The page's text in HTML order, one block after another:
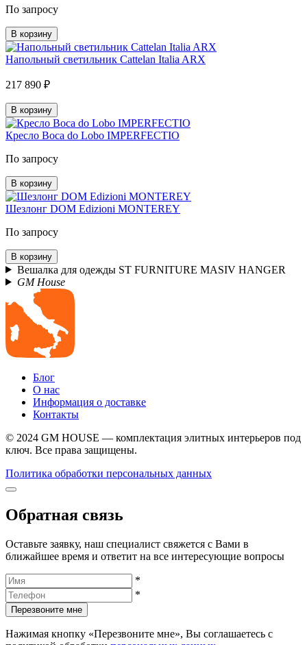
По запросу
В корзину
Напольный светильник Cattelan Italia ARX
217 890 ₽
В корзину
Кресло Boca do Lobo IMPERFECTIO
По запросу
В корзину
Шезлонг DOM Edizioni MONTEREY
По запросу
В корзину
Вешалка для одежды ST FURNITURE MASIV HANGER
GM House
Блог
О нас
Информация о доставке
Контакты
© 2024 GM HOUSE — комплектация элитных интерьеров под
ключ. Все права защищены.
Политика обработки персональных данных
Обратная связь
Оставьте заявку, наш специалист свяжется с Вами в
ближайшее время и ответит на все интересующие вопросы
*
*
Перезвоните мне
Нажимая кнопку «Перезвоните мне», Вы соглашаетесь с